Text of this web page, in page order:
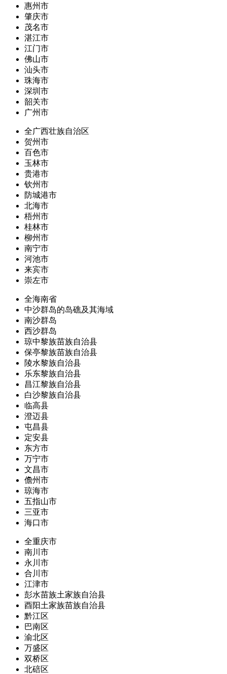
惠州市
肇庆市
茂名市
湛江市
江门市
佛山市
汕头市
珠海市
深圳市
韶关市
广州市
全广西壮族自治区
贺州市
百色市
玉林市
贵港市
钦州市
防城港市
北海市
梧州市
桂林市
柳州市
南宁市
河池市
来宾市
崇左市
全海南省
中沙群岛的岛礁及其海域
南沙群岛
西沙群岛
琼中黎族苗族自治县
保亭黎族苗族自治县
陵水黎族自治县
乐东黎族自治县
昌江黎族自治县
白沙黎族自治县
临高县
澄迈县
屯昌县
定安县
东方市
万宁市
文昌市
儋州市
琼海市
五指山市
三亚市
海口市
全重庆市
南川市
永川市
合川市
江津市
彭水苗族土家族自治县
酉阳土家族苗族自治县
黔江区
巴南区
渝北区
万盛区
双桥区
北碚区